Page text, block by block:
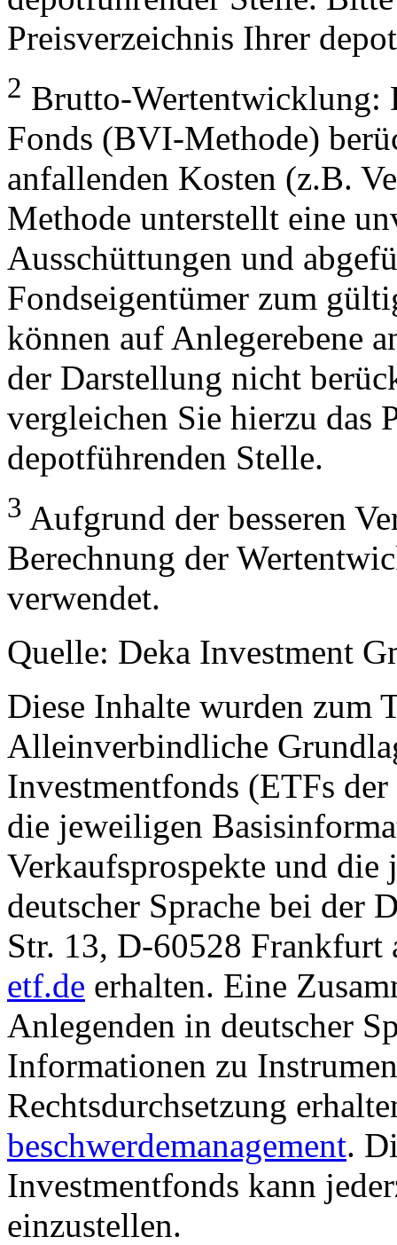
Preisverzeichnis Ihrer
2 Brutto-Wertentwicklung:
Fonds (BVI-Methode)
anfallenden Kosten (z.B.
Methode unterstellt eine
Ausschüttungen und
Fondseigentümer zum
können auf Anlegerebene
der Darstellung nicht
vergleichen Sie hierzu das
depotführenden Stelle.
3 Aufgrund der besseren
Berechnung der
verwendet.
Quelle: Deka Investment
Diese Inhalte wurden zum
Alleinverbindliche
Investmentfonds (ETFs
die jeweiligen
Verkaufsprospekte und
deutscher Sprache bei der
Str. 13, D-60528
etf.de erhalten. Eine
Anlegenden in deutscher
Informationen zu
Rechtsdurchsetzung
beschwerdemanagement.
Investmentfonds kann
einzustellen.